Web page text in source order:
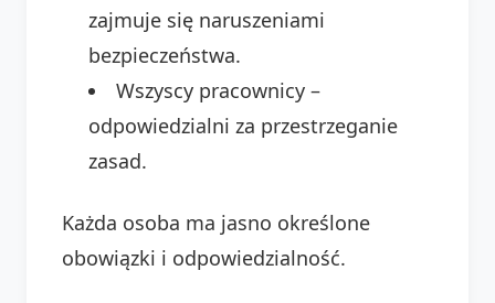
zajmuje się naruszeniami
bezpieczeństwa.
Wszyscy pracownicy –
odpowiedzialni za przestrzeganie
zasad.
Każda osoba ma jasno określone
obowiązki i odpowiedzialność.